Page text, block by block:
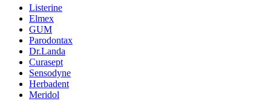
Listerine
Elmex
GUM
Parodontax
Dr.Landa
Curasept
Sensodyne
Herbadent
Meridol